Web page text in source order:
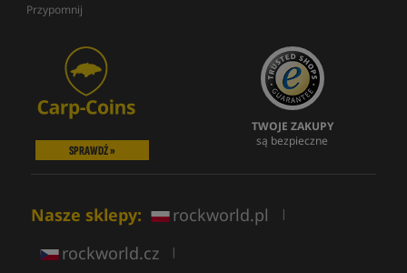
Przypomnij
SPRAWDŹ »
TWOJE ZAKUPY
są bezpieczne
Nasze sklepy: rockworld.pl |
rockworld.cz |